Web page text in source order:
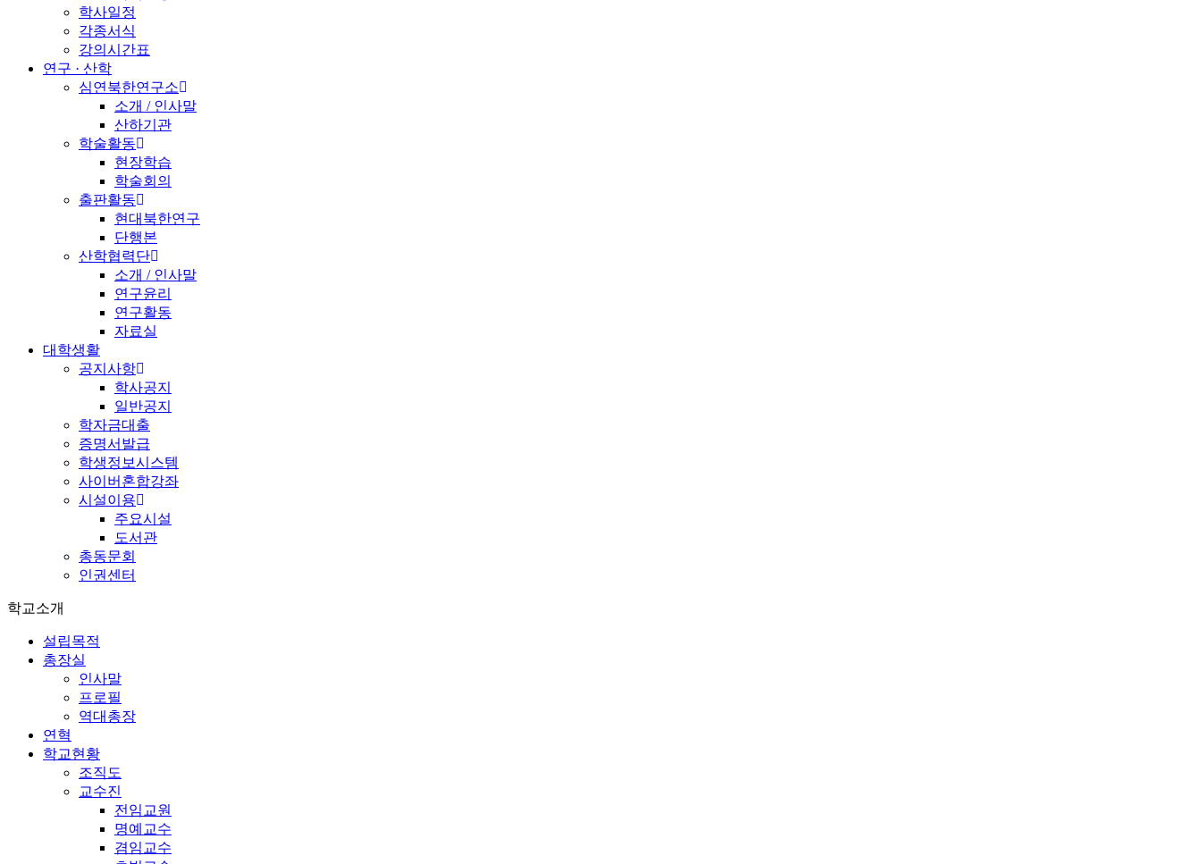
학사일정
각종서식
강의시간표
연구 · 산학
심연북한연구소
소개 / 인사말
산하기관
학술활동
현장학습
학술회의
출판활동
현대북한연구
단행본
산학협력단
소개 / 인사말
연구윤리
연구활동
자료실
대학생활
공지사항
학사공지
일반공지
학자금대출
증명서발급
학생정보시스템
사이버혼합강좌
시설이용
주요시설
도서관
총동문회
인권센터
학교소개
설립목적
총장실
인사말
프로필
역대총장
연혁
학교현황
조직도
교수진
전임교원
명예교수
겸임교수